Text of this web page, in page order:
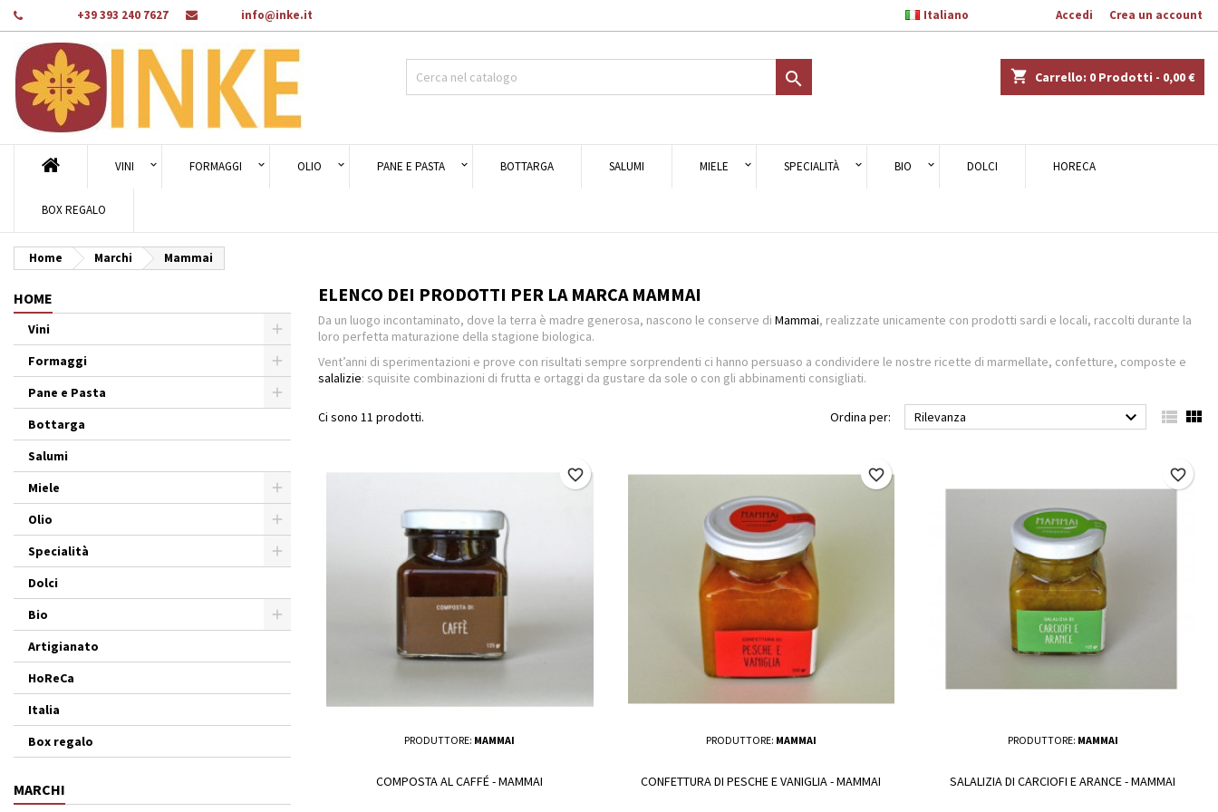
+39 393 240 7627 info@inke.it Accedi Crea un account
Italiano
shopping_cart Carrello: 0 Prodotti - 0,00 €

VINI FORMAGGI OLIO PANE E PASTA BOTTARGA SALUMI MIELE SPECIALITÀ BIO DOLCI HORECA
BOX REGALO
Home Marchi Mammai
HOME
Vini
Formaggi
Pane e Pasta
Bottarga
Salumi
Miele
Olio
Specialità
Dolci
Bio
Artigianato
HoReCa
Italia
Box regalo
MARCHI
ELENCO DEI PRODOTTI PER LA MARCA MAMMAI
Da un luogo incontaminato, dove la terra è madre generosa, nascono le conserve di Mammai, realizzate unicamente con prodotti sardi e locali, raccolti durante la
loro perfetta maturazione della stagione biologica.
Vent’anni di sperimentazioni e prove con risultati sempre sorprendenti ci hanno persuaso a condividere le nostre ricette di marmellate, confetture, composte e
salalizie: squisite combinazioni di frutta e ortaggi da gustare da sole o con gli abbinamenti consigliati.
Ci sono 11 prodotti. Ordina per: Rilevanza   
PRODUTTORE: MAMMAI
COMPOSTA AL CAFFÉ - MAMMAI
favorite_border
PRODUTTORE: MAMMAI
CONFETTURA DI PESCHE E VANIGLIA - MAMMAI
favorite_border
PRODUTTORE: MAMMAI
SALALIZIA DI CARCIOFI E ARANCE - MAMMAI
favorite_border
Aggiungi alla lista dei desideri
Crea nuova lista
((modalTitle))
((confirmMessage))
Crea lista dei desideri
Accedi
Devi avere effettuato l'accesso per salvare dei prodotti nella tua lista dei
Annulla Accedi